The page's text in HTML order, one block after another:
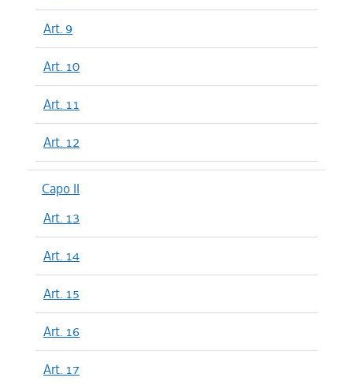
Art. 9
Art. 10
Art. 11
Art. 12
Capo II
Art. 13
Art. 14
Art. 15
Art. 16
Art. 17